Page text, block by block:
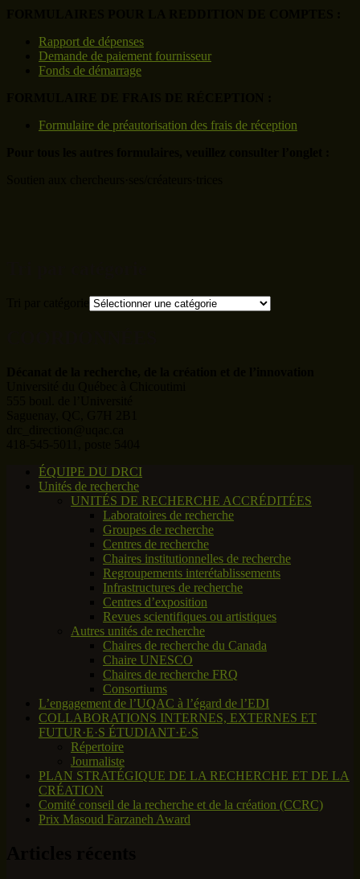
Rapport de dépenses
Demande de paiement fournisseur
Fonds de démarrage
Formulaire de préautorisation des frais de réception
ÉQUIPE DU DRCI
Unités de recherche
UNITÉS DE RECHERCHE ACCRÉDITÉES
Laboratoires de recherche
Groupes de recherche
Centres de recherche
Chaires institutionnelles de recherche
Regroupements interétablissements
Infrastructures de recherche
Centres d’exposition
Revues scientifiques ou artistiques
Autres unités de recherche
Chaires de recherche du Canada
Chaire UNESCO
Chaires de recherche FRQ
Consortiums
L’engagement de l’UQAC à l’égard de l’EDI
COLLABORATIONS INTERNES, EXTERNES ET
FUTUR·E·S ÉTUDIANT·E·S
Répertoire
Journaliste
PLAN STRATÉGIQUE DE LA RECHERCHE ET DE LA
CRÉATION
Comité conseil de la recherche et de la création (CCRC)
Prix Masoud Farzaneh Award